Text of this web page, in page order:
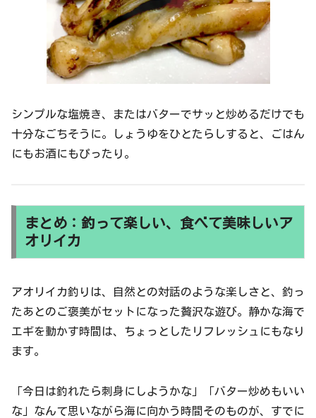
シンプルな塩焼き、またはバターでサッと炒めるだけでも
十分なごちそうに。しょうゆをひとたらしすると、ごはん
にもお酒にもぴったり。
まとめ：釣って楽しい、食べて美味しいア
オリイカ
アオリイカ釣りは、自然との対話のような楽しさと、釣っ
たあとのご褒美がセットになった贅沢な遊び。静かな海で
エギを動かす時間は、ちょっとしたリフレッシュにもなり
ます。
「今日は釣れたら刺身にしようかな」「バター炒めもいい
な」なんて思いながら海に向かう時間そのものが、すでに